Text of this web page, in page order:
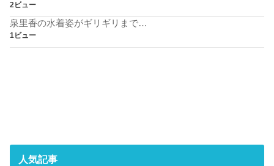
2ビュー
泉里香の水着姿がギリギリまで…
1ビュー
人気記事